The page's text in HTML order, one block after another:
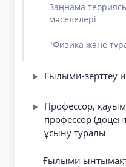
Заңнама
мәселелері
"Физика және
▶ Ғылыми-зерттеу
▶
Профессор,
профессор
ұсыну туралы
Ғылыми